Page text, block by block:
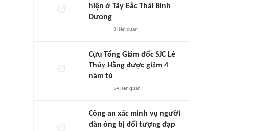
hiện ở Tây Bắc Thái Bình
Dương
3 liên quan
Cựu Tổng Giám đốc SJC Lê
Thúy Hằng được giảm 4
năm tù
14 liên quan
Công an xác minh vụ người
đàn ông bị đối tượng đạp